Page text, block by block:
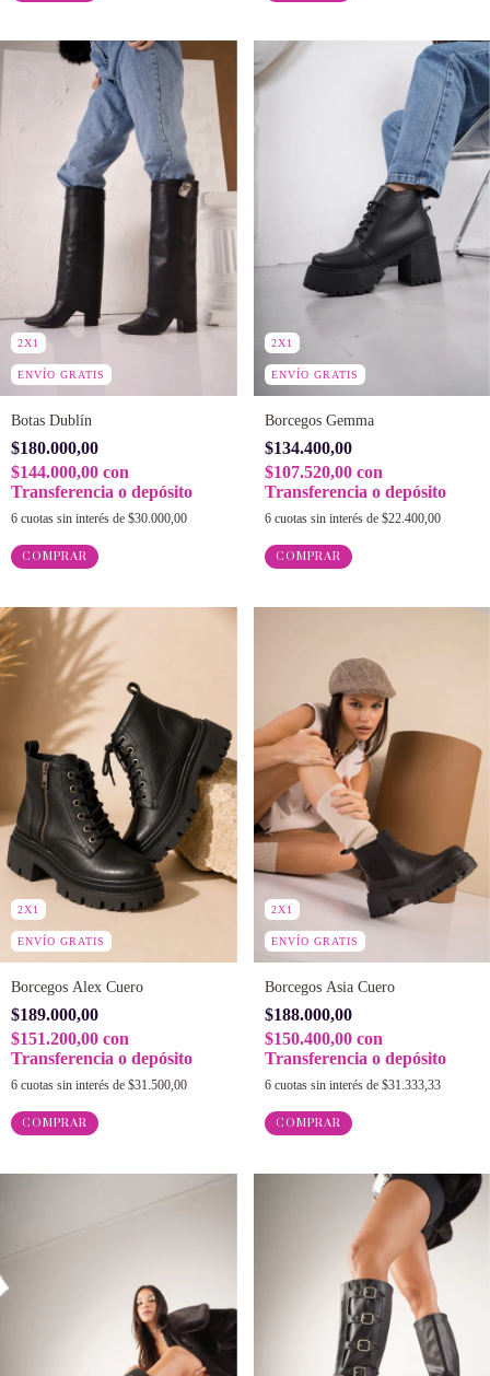
2X1
ENVÍO GRATIS
Botas Dublín
$180.000,00
$144.000,00 con
Transferencia o depósito
6 cuotas sin interés de $30.000,00
COMPRAR
2X1
ENVÍO GRATIS
Borcegos Gemma
$134.400,00
$107.520,00 con
Transferencia o depósito
6 cuotas sin interés de $22.400,00
COMPRAR
2X1
ENVÍO GRATIS
Borcegos Alex Cuero
$189.000,00
$151.200,00 con
Transferencia o depósito
6 cuotas sin interés de $31.500,00
COMPRAR
2X1
ENVÍO GRATIS
Borcegos Asia Cuero
$188.000,00
$150.400,00 con
Transferencia o depósito
6 cuotas sin interés de $31.333,33
COMPRAR